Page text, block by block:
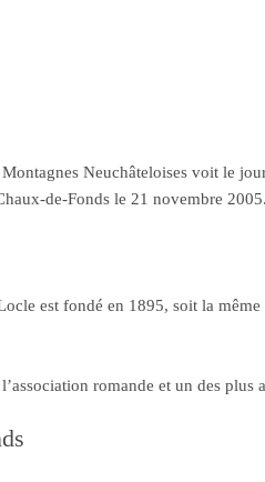
Neuchâteloises voit le
de-Fonds le 21 novembre
est fondé en 1895, soit la même
romande et un des plus